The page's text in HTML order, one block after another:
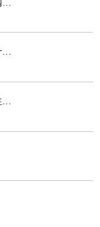
【贵阳供水系统维修】小区供水系统检修需要注意什么？